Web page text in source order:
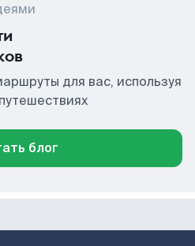
для вас, используя
блог